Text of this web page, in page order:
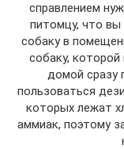
справлением
питомцу, что
собаку в
собаку, которой
домой сразу
пользоваться
которых лежат
аммиак, поэтому